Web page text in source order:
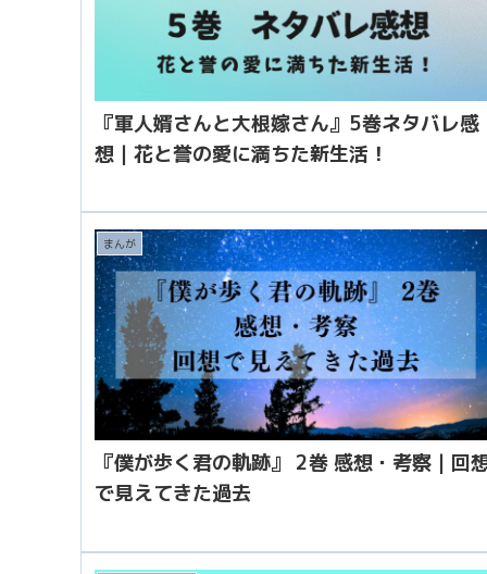
『軍人婿さんと大根嫁さん』5巻ネタバレ感
想｜花と誉の愛に満ちた新生活！
まんが
『僕が歩く君の軌跡』 2巻 感想・考察｜回
で見えてきた過去